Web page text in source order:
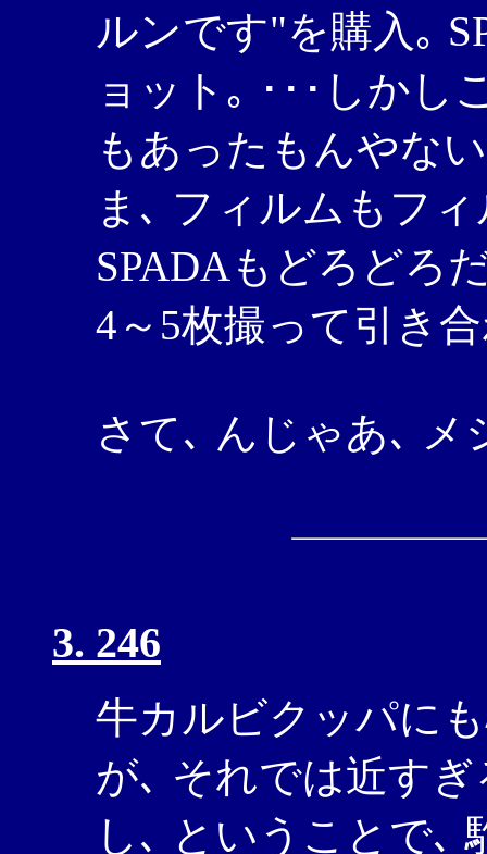
ルンです"を購入｡
ョット｡ ･･･しかし
もあったもんやな
ま､ フィルムもフ
SPADAもどろどろ
4～5枚撮って引き
さて､ んじゃあ､
3. 246
牛カルビクッパに
が､ それでは近す
し､ ということで､